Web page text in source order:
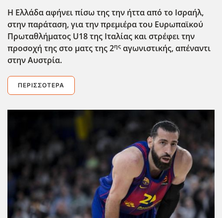
Η Ελλάδα αφήνει πίσω της την ήττα από το Ισραήλ,
στην παράταση, για την πρεμιέρα του Ευρωπαϊκού
Πρωταθλήματος U18 της Ιταλίας και στρέφει την
προσοχή της στο ματς της 2ης αγωνιστικής, απέναντι
στην Αυστρία.
ΠΕΡΙΣΣΌΤΕΡΑ